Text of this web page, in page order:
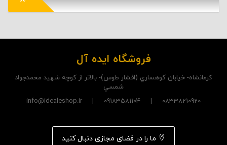
فروشگاه ایده آل
کرمانشاه- خيابان کوهساري (افشار طوس)- بالاتر از کوچه شهيد محمدجواد
شمسي
08338210920 | 09183581104 | info@idealeshop.ir
ما را در فضای مجازی دنبال کنید